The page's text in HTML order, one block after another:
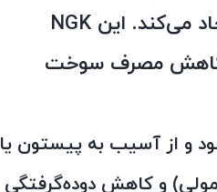
NGK است که با الکترود ایریدیومی بسیار نازک، جرقه‌ای متمرکز، پایدار و قدرتمند ایجاد می‌کند. این
و کاهش مصرف سوخت
و از آسیب به پیستون یا
و کاهش دوده‌گرفتگی